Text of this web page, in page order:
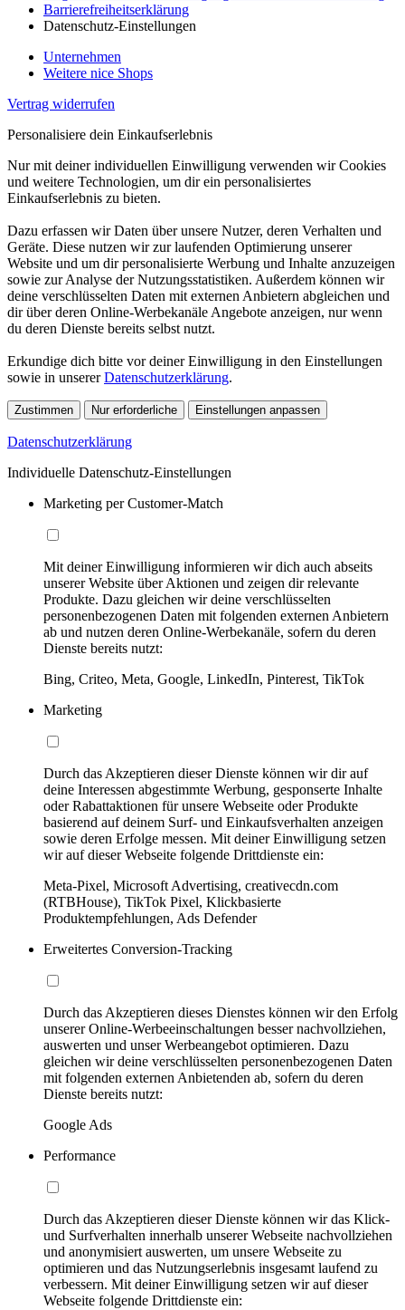
Barrierefreiheitserklärung
Datenschutz-Einstellungen
Unternehmen
Weitere nice Shops
Vertrag widerrufen
Personalisiere dein Einkaufserlebnis
Nur mit deiner individuellen Einwilligung verwenden wir Cookies
und weitere Technologien, um dir ein personalisiertes
Einkaufserlebnis zu bieten.
Dazu erfassen wir Daten über unsere Nutzer, deren Verhalten und
Geräte. Diese nutzen wir zur laufenden Optimierung unserer
Website und um dir personalisierte Werbung und Inhalte anzuzeigen
sowie zur Analyse der Nutzungsstatistiken. Außerdem können wir
deine verschlüsselten Daten mit externen Anbietern abgleichen und
dir über deren Online-Werbekanäle Angebote anzeigen, nur wenn
du deren Dienste bereits selbst nutzt.
Erkundige dich bitte vor deiner Einwilligung in den Einstellungen
sowie in unsererDatenschutzerklärung.
Zustimmen Nur erforderliche Einstellungen anpassen
Datenschutzerklärung
Individuelle Datenschutz-Einstellungen
Marketing per Customer-Match
Mit deiner Einwilligung informieren wir dich auch abseits
unserer Website über Aktionen und zeigen dir relevante
Produkte. Dazu gleichen wir deine verschlüsselten
personenbezogenen Daten mit folgenden externen Anbietern
ab und nutzen deren Online-Werbekanäle, sofern du deren
Dienste bereits nutzt:
Bing, Criteo, Meta, Google, LinkedIn, Pinterest, TikTok
Marketing
Durch das Akzeptieren dieser Dienste können wir dir auf
deine Interessen abgestimmte Werbung, gesponserte Inhalte
oder Rabattaktionen für unsere Webseite oder Produkte
basierend auf deinem Surf- und Einkaufsverhalten anzeigen
sowie deren Erfolge messen. Mit deiner Einwilligung setzen
wir auf dieser Webseite folgende Drittdienste ein:
Meta-Pixel, Microsoft Advertising, creativecdn.com
(RTBHouse), TikTok Pixel, Klickbasierte
Produktempfehlungen, Ads Defender
Erweitertes Conversion-Tracking
Durch das Akzeptieren dieses Dienstes können wir den Erfolg
unserer Online-Werbeeinschaltungen besser nachvollziehen,
auswerten und unser Werbeangebot optimieren. Dazu
gleichen wir deine verschlüsselten personenbezogenen Daten
mit folgenden externen Anbietenden ab, sofern du deren
Dienste bereits nutzt:
Google Ads
Performance
Durch das Akzeptieren dieser Dienste können wir das Klick-
und Surfverhalten innerhalb unserer Webseite nachvollziehen
und anonymisiert auswerten, um unsere Webseite zu
optimieren und das Nutzungserlebnis insgesamt laufend zu
verbessern. Mit deiner Einwilligung setzen wir auf dieser
Webseite folgende Drittdienste ein: